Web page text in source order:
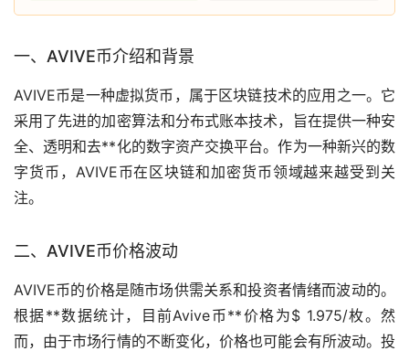
一、AVIVE币介绍和背景
AVIVE币是一种虚拟货币 ，属于区块链技术的应用之一。它
采用了先进的加密算法和分布式账本技术，旨在提供一种安
全、透明和去**化的数字资产交换平台。作为一种新兴的数
字货币 ，AVIVE币在区块链和加密货币领域越来越受到关
注。
二、AVIVE币价格波动
AVIVE币的价格是随市场供需关系和投资者情绪而波动的。
根据**数据统计，目前Avive币**价格为$ 1.975/枚。然
而，由于市场行情的不断变化，价格也可能会有所波动。投